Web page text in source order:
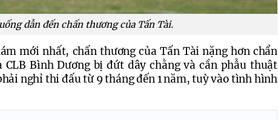
dẫn đến chấn thương của Tấn Tài.
mới nhất, chấn thương của Tấn Tài nặng hơn chẩn
CLB Bình Dương bị đứt dây chằng và cần phẫu thuật
nghỉ thi đấu từ 9 tháng đến 1 năm, tuỳ vào tình hình